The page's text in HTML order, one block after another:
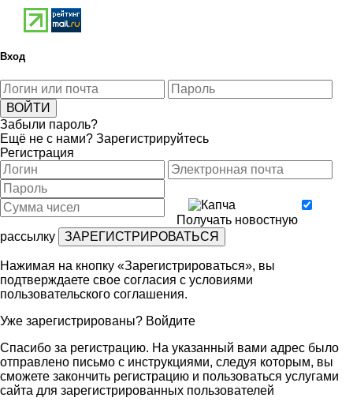
Вход
Забыли пароль?
Ещё не с нами? Зарегистрируйтесь
Регистрация
Получать новостную
рассылку
Нажимая на кнопку «Зарегистрироваться», вы
подтверждаете свое согласия с условиями
пользовательского соглашения.
Уже зарегистрированы? Войдите
Спасибо за регистрацию. На указанный вами адрес было
отправлено письмо с инструкциями, следуя которым, вы
сможете закончить регистрацию и пользоваться услугами
сайта для зарегистрированных пользователей